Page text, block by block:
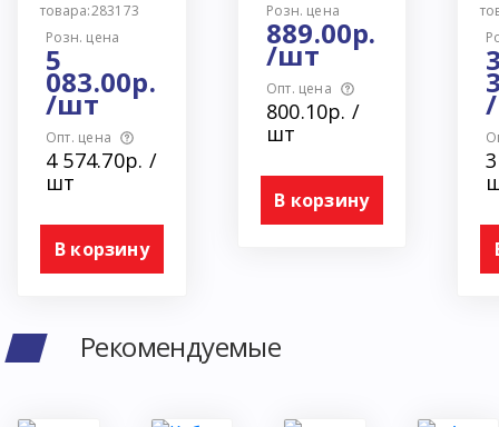
товара:283173
Розн. цена
5
083.00р.
/шт
Опт. цена
4 574.70р. /
шт
В корзину
Розн. цена
889.00р.
/шт
Опт. цена
800.10р. /
шт
В корзину
Рекомендуемые